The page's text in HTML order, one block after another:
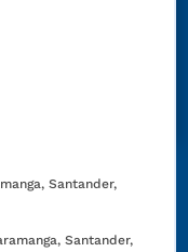
Santander,
Santander,